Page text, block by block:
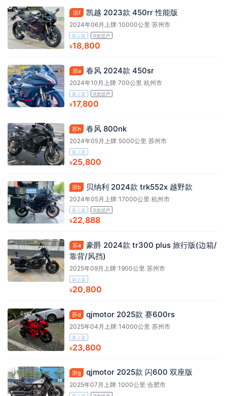
浙f 凯越 2023款 450rr 性能版
2024年06月上牌/10000公里/苏州市
新上架 0次过户
¥18,800
浙a 春风 2024款 450sr
2024年10月上牌/700公里/杭州市
新上架 0次过户
¥17,800
苏h 春风 800nk
2024年05月上牌/5000公里 /苏州市
新上架
¥25,800
浙b 贝纳利 2024款 trk552x 越野款
2024年05月上牌/17000公里 /杭州市
新上架 0次过户
¥22,888
苏a
豪爵 2024款 tr300 plus 旅行版(边箱/
靠背/风挡)
2025年09月上牌/1900公里 /苏州市
新上架
¥20,800
苏d qjmotor 2025款 赛600rs
2025年04月上牌/14000公里 /苏州市
新上架
¥23,800
浙g qjmotor 2025款 闪600 双座版
2025年07月上牌/1000公里 /合肥市